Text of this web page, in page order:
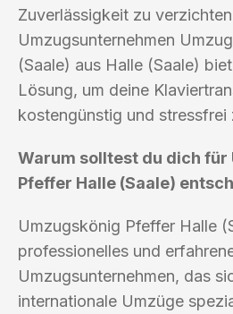
Zuverlässigkeit zu
Umzugsunternehmen
(Saale) aus Halle (Saale)
Lösung, um deine
kostengünstig und stressfrei
Warum solltest du dich für
Pfeffer Halle (Saale)
Umzugskönig Pfeffer Halle
professionelles und
Umzugsunternehmen, das
internationale Umzüge